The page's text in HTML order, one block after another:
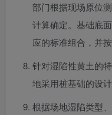
部门根据现场原位
计算确定。基础底
应的标准组合，并
针对湿陷性黄土的
地采用桩基础的设计
根据场地湿陷类型